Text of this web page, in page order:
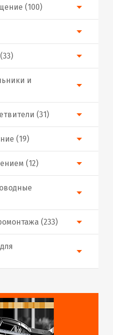
(19)
и
(100)
(233)
(31)
(12)